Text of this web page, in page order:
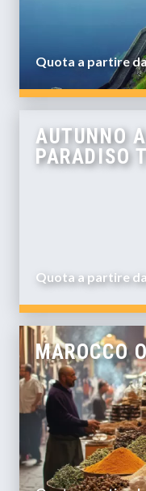
Quota a partire
AUTUNNO
PARADISO
Quota a partire
MAROCCO